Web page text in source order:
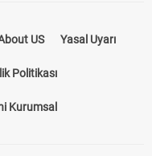
US Yasal Uyarı
Politikası
Kurumsal